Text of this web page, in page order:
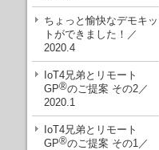
ちょっと愉快なデモキッ
トができました！／
2020.4
IoT4兄弟とリモート
GP®のご提案 その2／
2020.1
IoT4兄弟とリモート
GP®のご提案 その1／